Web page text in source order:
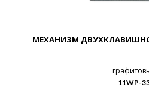
МЕХАНИЗМ
11WP-